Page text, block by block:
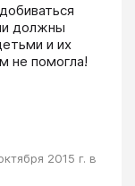
должны
и их
не помогла!
2015 г. в